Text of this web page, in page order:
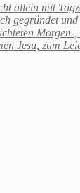
mit
gegründet
Jesu, zum